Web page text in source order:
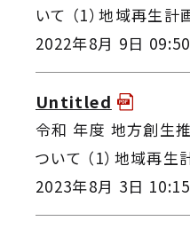
いて （1）地域再生計
2022年8月 9日 09:50
Untitled
令和 年度 地方創生
ついて （1）地域再生
2023年8月 3日 10:15